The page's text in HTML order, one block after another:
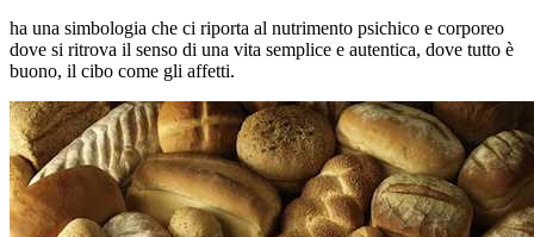
ha una simbologia che ci riporta al nutrimento psichico e corporeo
dove si ritrova il senso di una vita semplice e autentica, dove tutto è
buono, il cibo come gli affetti.